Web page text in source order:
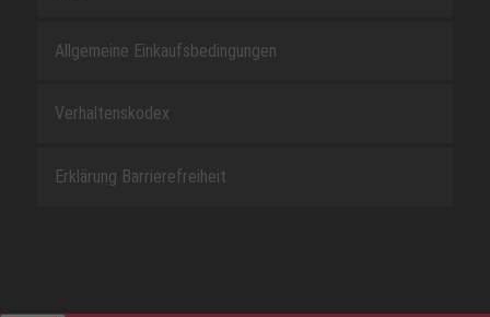
Allgemeine Einkaufsbedingungen
Verhaltenskodex
Erklärung Barrierefreiheit